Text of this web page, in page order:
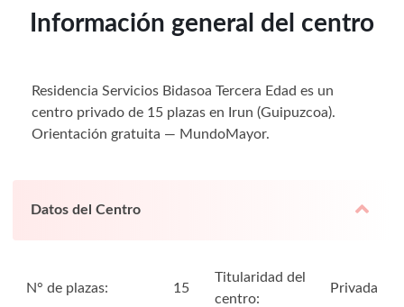
Información general del centro
Residencia Servicios Bidasoa Tercera Edad es un
centro privado de 15 plazas en Irun (Guipuzcoa).
Orientación gratuita — MundoMayor.
Datos del Centro
N° de plazas: 15
Titularidad del
centro:
Privada